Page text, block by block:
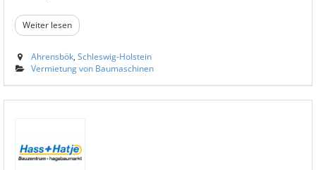
Weiter lesen
Ahrensbök Schleswig-Holstein
Vermietung von Baumaschinen